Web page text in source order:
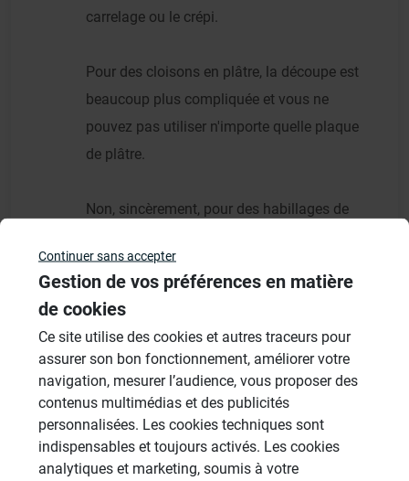
carrelage ou le crépi.
Pour des cloisons en plâtre, la découpe est
beaucoup plus compliquée et vous ne
pouvez pas utiliser n'importe quelle plaque
de plâtre.
Non, sincèrement, pour des habillages de
sous carrelage.
Wedi propose même un receveur de douche.
Voir l'image ci-après.
Bonne journée.
Je me lance dans le bricolage de ma salle de
bains... Votre technique me séduit.
Continuer sans accepter
Gestion de vos préférences en matière
de cookies
Ce site utilise des cookies et autres traceurs pour
assurer son bon fonctionnement, améliorer votre
navigation, mesurer l’audience, vous proposer des
contenus multimédias et des publicités
personnalisées. Les cookies techniques sont
indispensables et toujours activés. Les cookies
analytiques et marketing, soumis à votre